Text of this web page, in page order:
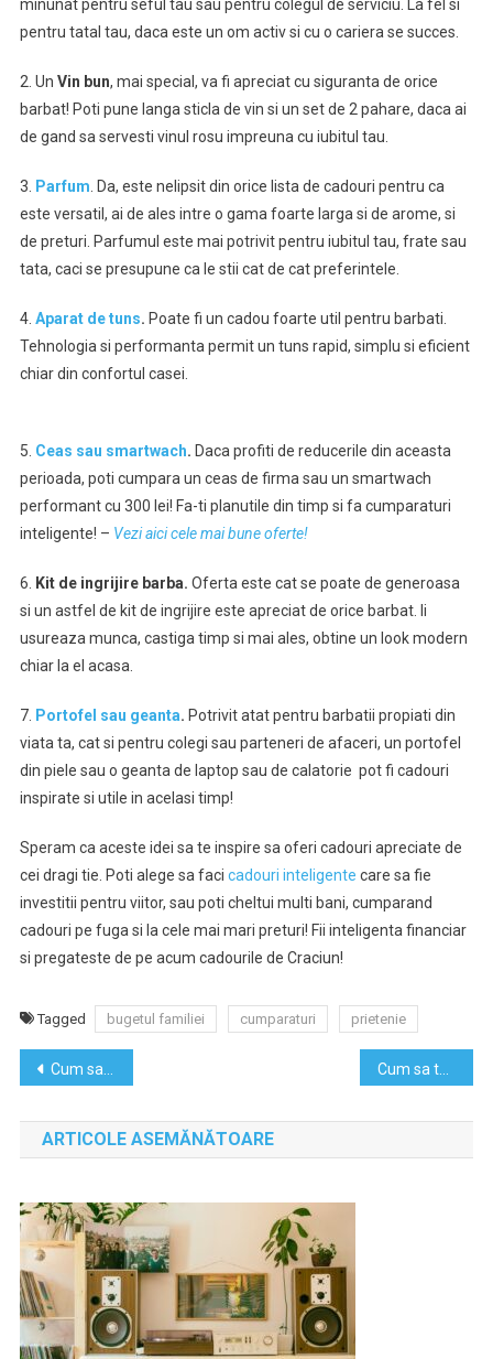
minunat pentru seful tau sau pentru colegul de serviciu. La fel si
pentru tatal tau, daca este un om activ si cu o cariera se succes.
2. Un Vin bun, mai special, va fi apreciat cu siguranta de orice
barbat! Poti pune langa sticla de vin si un set de 2 pahare, daca ai
de gand sa servesti vinul rosu impreuna cu iubitul tau.
3. Parfum . Da, este nelipsit din orice lista de cadouri pentru ca
este versatil, ai de ales intre o gama foarte larga si de arome, si
de preturi. Parfumul este mai potrivit pentru iubitul tau, frate sau
tata, caci se presupune ca le stii cat de cat preferintele.
4. Aparat de tuns. Poate fi un cadou foarte util pentru barbati.
Tehnologia si performanta permit un tuns rapid, simplu si eficient
chiar din confortul casei.
5. Ceas sau smartwach. Daca profiti de reducerile din aceasta
perioada, poti cumpara un ceas de firma sau un smartwach
performant cu 300 lei! Fa-ti planutile din timp si fa cumparaturi
inteligente! – Vezi aici cele mai bune oferte!
6. Kit de ingrijire barba. Oferta este cat se poate de generoasa
si un astfel de kit de ingrijire este apreciat de orice barbat. Ii
usureaza munca, castiga timp si mai ales, obtine un look modern
chiar la el acasa.
7. Portofel sau geanta. Potrivit atat pentru barbatii propiati din
viata ta, cat si pentru colegi sau parteneri de afaceri, un portofel
din piele sau o geanta de laptop sau de calatorie pot fi cadouri
inspirate si utile in acelasi timp!
Speram ca aceste idei sa te inspire sa oferi cadouri apreciate de
cei dragi tie. Poti alege sa faci cadouri inteligente care sa fie
investitii pentru viitor, sau poti cheltui multi bani, cumparand
cadouri pe fuga si la cele mai mari preturi! Fii inteligenta financiar
si pregateste de pe acum cadourile de Craciun!
Tagged bugetul familiei cumparaturi prietenie
Navigare
în
articole
Cum sa intri in categoria oamenilor de succes
ARTICOLE ASEMĂNĂTOARE